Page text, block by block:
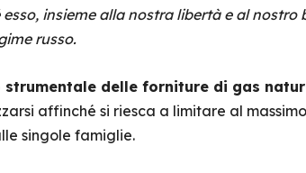
insieme alla nostra libertà e al nostro
russo.
strumentale delle forniture di gas
affinché si riesca a limitare al
singole famiglie.